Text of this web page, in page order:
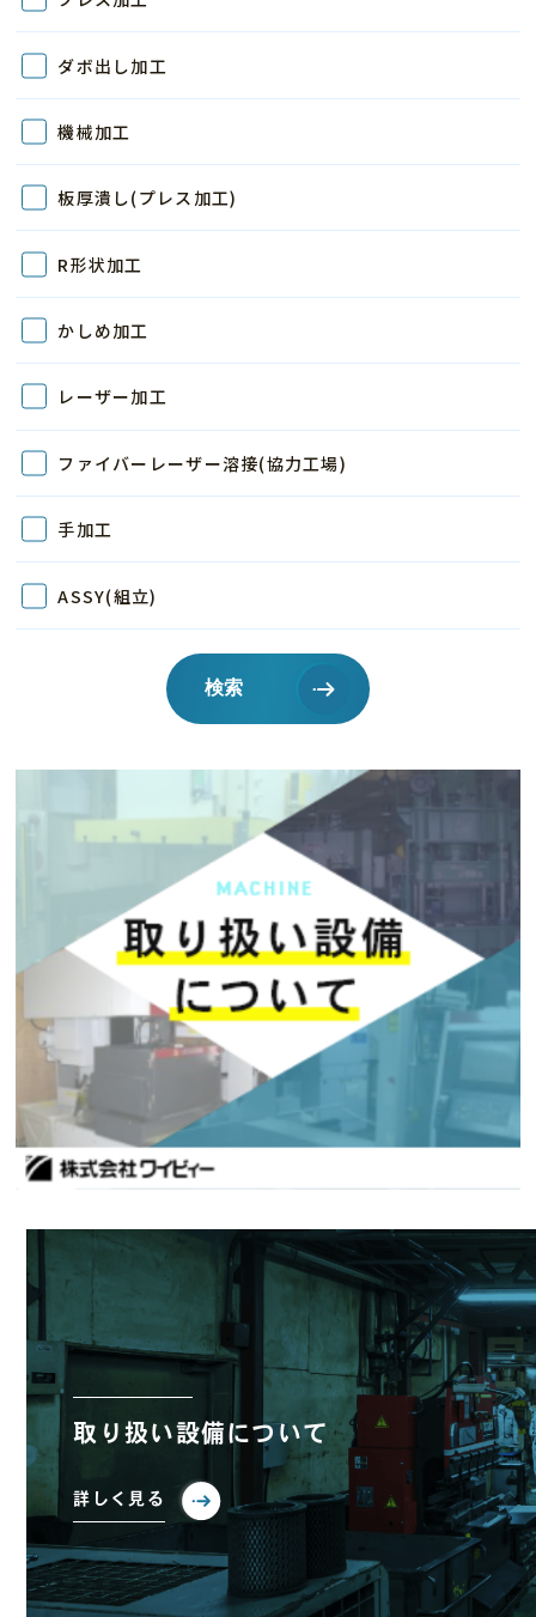
ダボ出し加工
機械加工
板厚潰し(プレス加工)
R形状加工
かしめ加工
レーザー加工
ファイバーレーザー溶接(協力工場)
手加工
ASSY(組立)
取り扱い設備について
詳しく見る